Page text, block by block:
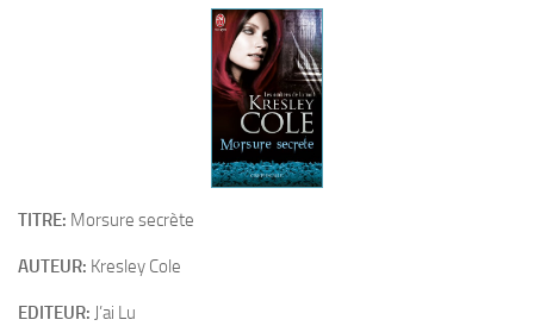
TITRE: Morsure secrète
AUTEUR: Kresley Cole
EDITEUR: J’ai Lu